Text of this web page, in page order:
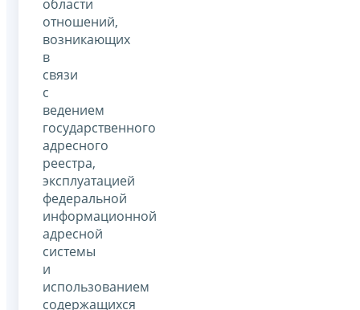
области
отношений,
возникающих
в
связи
с
ведением
государственного
адресного
реестра,
эксплуатацией
федеральной
информационной
адресной
системы
и
использованием
содержащихся